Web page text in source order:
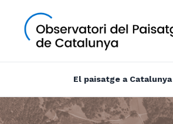
El paisatge a Catalunya